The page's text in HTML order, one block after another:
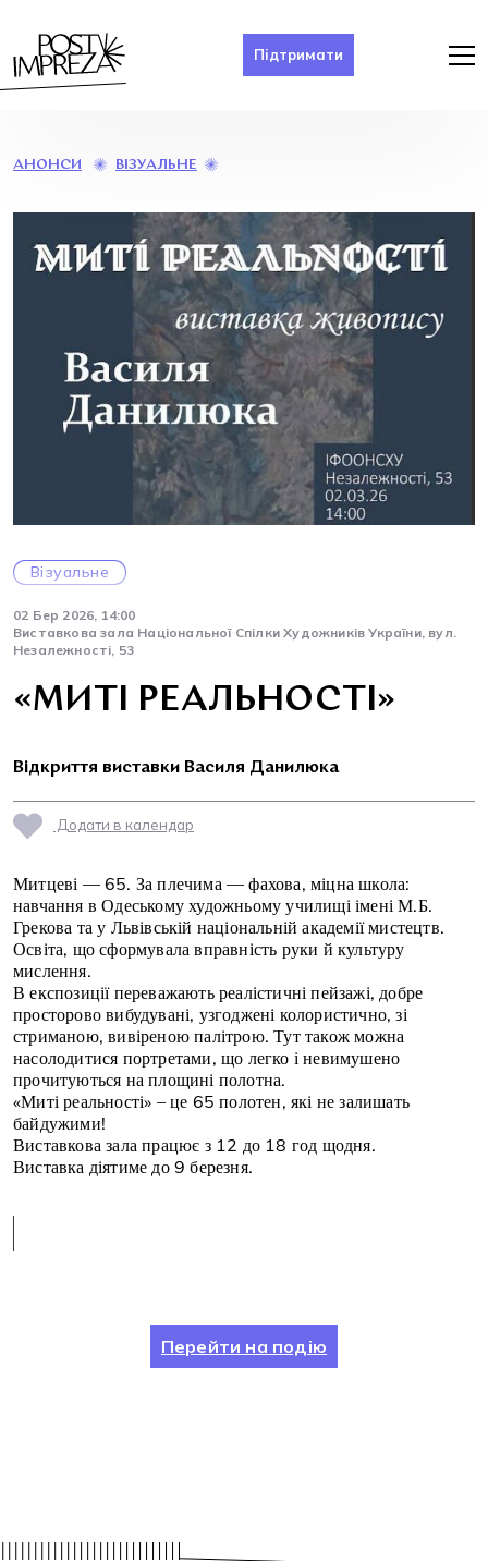
Підтримати
АНОНСИ ВІЗУАЛЬНЕ
Візуальне
02 Бер 2026, 14:00
Виставкова зала Національної Спілки Художників України, вул.
Незалежності, 53
«МИТІ РЕАЛЬНОСТІ»
Відкриття виставки Василя Данилюка
Додати в календар
Митцеві — 65. За плечима — фахова, міцна школа:
навчання в Одеському художньому училищі імені М.Б.
Грекова та у Львівській національній академії мистецтв.
Освіта, що сформувала вправність руки й культуру
мислення.
В експозиції переважають реалістичні пейзажі, добре
просторово вибудувані, узгоджені колористично, зі
стриманою, вивіреною палітрою. Тут також можна
насолодитися портретами, що легко і невимушено
прочитуються на площині полотна.
«Миті реальності» – це 65 полотен, які не залишать
байдужими!
Виставкова зала працює з 12 до 18 год щодня.
Виставка діятиме до 9 березня.
Перейти на подію